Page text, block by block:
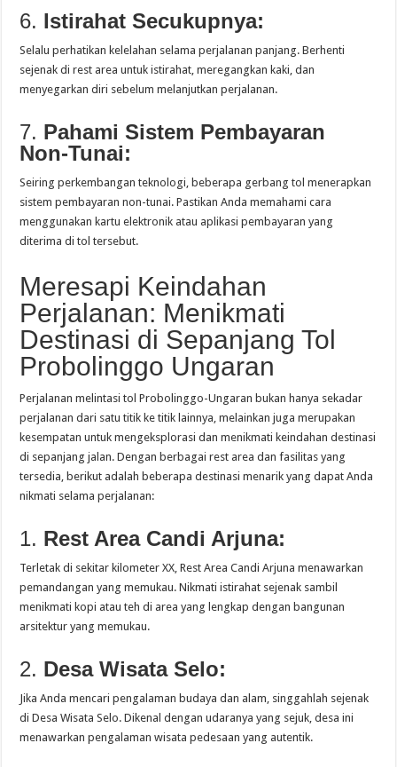
6. Istirahat Secukupnya:
Selalu perhatikan kelelahan selama perjalanan panjang. Berhenti
sejenak di rest area untuk istirahat, meregangkan kaki, dan
menyegarkan diri sebelum melanjutkan perjalanan.
7. Pahami Sistem Pembayaran
Non-Tunai:
Seiring perkembangan teknologi, beberapa gerbang tol menerapkan
sistem pembayaran non-tunai. Pastikan Anda memahami cara
menggunakan kartu elektronik atau aplikasi pembayaran yang
diterima di tol tersebut.
Meresapi Keindahan
Perjalanan: Menikmati
Destinasi di Sepanjang Tol
Probolinggo Ungaran
Perjalanan melintasi tol Probolinggo-Ungaran bukan hanya sekadar
perjalanan dari satu titik ke titik lainnya, melainkan juga merupakan
kesempatan untuk mengeksplorasi dan menikmati keindahan destinasi
di sepanjang jalan. Dengan berbagai rest area dan fasilitas yang
tersedia, berikut adalah beberapa destinasi menarik yang dapat Anda
nikmati selama perjalanan:
1. Rest Area Candi Arjuna:
Terletak di sekitar kilometer XX, Rest Area Candi Arjuna menawarkan
pemandangan yang memukau. Nikmati istirahat sejenak sambil
menikmati kopi atau teh di area yang lengkap dengan bangunan
arsitektur yang memukau.
2. Desa Wisata Selo:
Jika Anda mencari pengalaman budaya dan alam, singgahlah sejenak
di Desa Wisata Selo. Dikenal dengan udaranya yang sejuk, desa ini
menawarkan pengalaman wisata pedesaan yang autentik.